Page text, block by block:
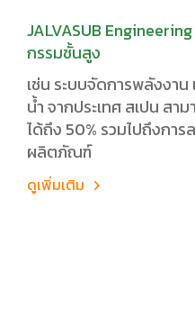
JALVASUB
กรรมชั้นสูง
เช่น ระบบจัดการพลังงา
น้ำ จากประเทศ สเปน สา
ได้ถึง 50% รวมไปถึงกา
ผลิตภัณฑ์
ดูเพิ่มเติม